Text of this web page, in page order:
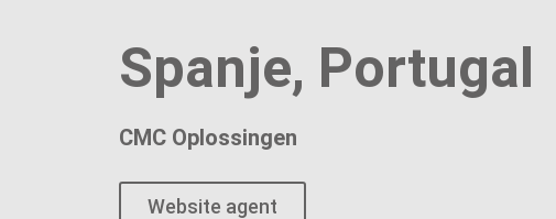
Spanje, Portugal
CMC Oplossingen
Website agent